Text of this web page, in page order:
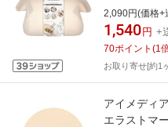
000DH6316
2,090円(価格+
1,540 円 +
70ポイント (1
お取り寄せ[約1
アイメディ
エラストマ